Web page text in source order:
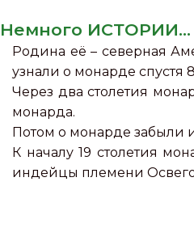
Немного ИСТОРИИ...
Родина её – северная
узнали о монарде спустя
Через два столетия
монарда.
Потом о монарде забыли
К началу 19 столетия
индейцы племени